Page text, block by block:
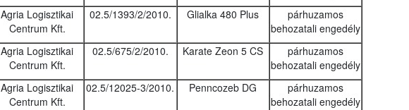
Agria Logisztikai
Centrum Kft.
02.5/1393/2/2010. Glialka 480 Plus
párhuzamos
behozatali engedély
Agria Logisztikai
Centrum Kft.
02.5/675/2/2010. Karate Zeon 5 CS
párhuzamos
behozatali engedély
Agria Logisztikai
Centrum Kft.
02.5/12025-3/2010. Penncozeb DG
párhuzamos
behozatali engedély